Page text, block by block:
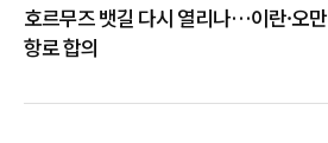
호르무즈 뱃길 다시 열리나…이란·오만
항로 합의